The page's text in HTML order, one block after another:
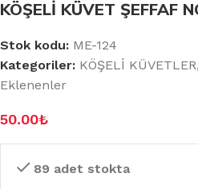
KÖŞELİ KÜVET ŞEFFAF
Stok kodu: ME-124
Kategoriler: KÖŞELİ KÜVETLER,
Eklenenler
50.00₺
89 adet stokta